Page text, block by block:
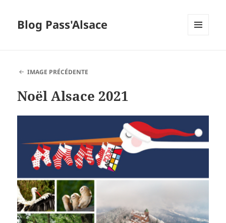
Blog Pass'Alsace
IMAGE PRÉCÉDENTE
Noël Alsace 2021